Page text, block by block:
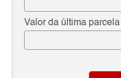
Valor da última parcela